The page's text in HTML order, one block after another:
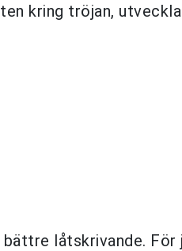
kring tröjan,
låtskrivande. För